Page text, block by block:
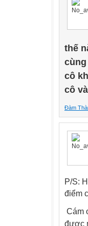
thế
cô
cô
Đàm
P/S:
điểm
Cám
được